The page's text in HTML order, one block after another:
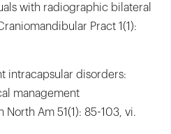
with radiographic bilateral
Pract 1(1):
intracapsular disorders:
management
Am 51(1): 85-103, vi.